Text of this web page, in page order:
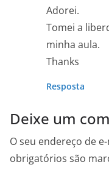
Adorei.
Tomei a
minha aula.
Thanks
Resposta
Deixe um
O seu endereço de
obrigatórios são